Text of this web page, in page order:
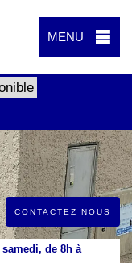
MENU
CONTACTEZ NOUS
de 8h à